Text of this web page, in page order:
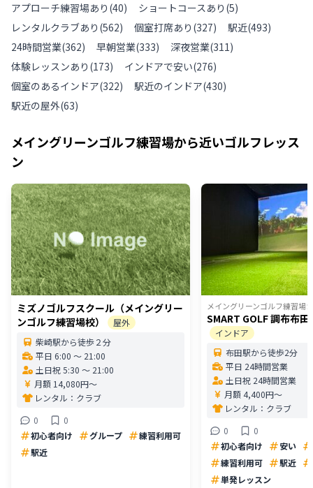
アプローチ練習場あり (40) ショートコースあり (5)
レンタルクラブあり (562) 個室打席あり (327) 駅近(493)
24時間営業(362) 早朝営業(333) 深夜営業(311)
体験レッスンあり (173) インドアで安い(276)
個室のあるインドア(322) 駅近のインドア(430)
駅近の屋外(63)
メイングリーンゴルフ練習場から近いゴルフレッス
ン
ミズノゴルフスクール（メイングリー
ンゴルフ練習場校）
屋外
柴崎駅から徒歩２分
平日 6:00 〜 21:00
土日祝 5:30 〜 21:00
月額 14,080円〜
レンタル： クラブ
0
0
初心者向け
グループ
練習利用可
駅近
メイングリーンゴルフ練習場
SMART GOLF 調布布
インドア
布田駅から徒歩2分
平日 24時間営業
土日祝 24時間営業
月額 4,400円〜
レンタル： クラブ
0
0
初心者向け
安い
練習利用可
駅近
単発レッスン